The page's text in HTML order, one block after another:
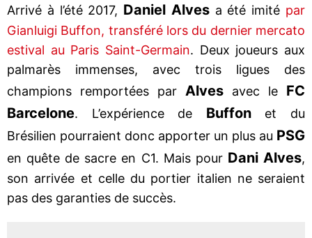
Arrivé à l’été 2017, Daniel Alvesa été imité par
Gianluigi Buffon, transféré lors du dernier mercato
estival au Paris Saint-Germain. Deux joueurs aux
palmarès immenses, avec trois ligues des
champions remportées par Alves avec le FC
Barcelone. L’expérience de Buffonet du
Brésilien pourraient donc apporter un plus au PSG
en quête de sacre en C1. Mais pourDani Alves,
son arrivée et celle du portier italien ne seraient
pas des garanties de succès.